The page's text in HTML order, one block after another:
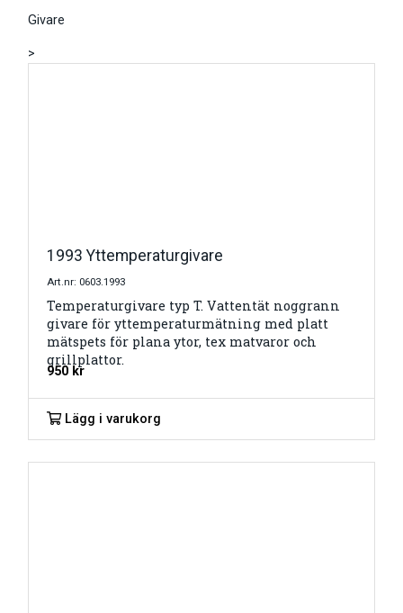
Givare
>
1993 Yttemperaturgivare
Art.nr: 0603.1993
Temperaturgivare typ T. Vattentät noggrann
givare för yttemperaturmätning med platt
mätspets för plana ytor, tex matvaror och
grillplattor.
950 kr
Lägg i varukorg